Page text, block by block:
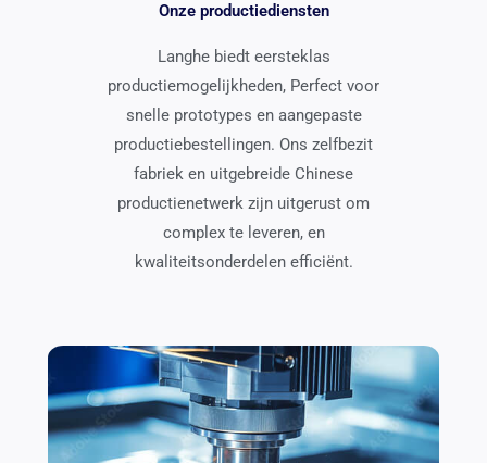
Onze productiediensten
Langhe biedt eersteklas
productiemogelijkheden, Perfect voor
snelle prototypes en aangepaste
productiebestellingen. Ons zelfbezit
fabriek en uitgebreide Chinese
productienetwerk zijn uitgerust om
complex te leveren, en
kwaliteitsonderdelen efficiënt.